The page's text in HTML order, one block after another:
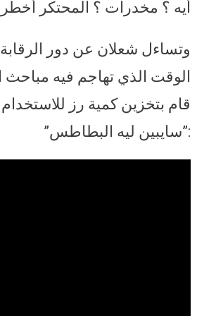
أيه ؟ مخدرات ؟ المحتكر أخطر
وتساءل شعلان عن دور
الوقت الذي تهاجم فيه مباحث
قام بتخزين كمية رز
:”سايبين ليه البطاطس”